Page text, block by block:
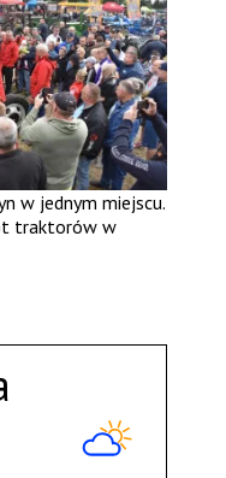
w jednym miejscu.
traktorów w